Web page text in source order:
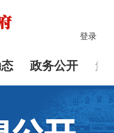
登录
政务公开 解